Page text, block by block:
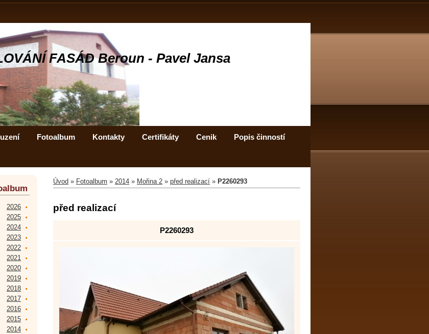
FASÁD Beroun - Pavel Jansa
Fotoalbum Kontakty Certifikáty Cenik
Popis činností
Úvod » Fotoalbum » 2014 » Mořina 2 » před realizací » P2260293
před realizací
P2260293
2026
2025
2024
2023
2022
2021
2020
2019
2018
2017
2016
2015
2014